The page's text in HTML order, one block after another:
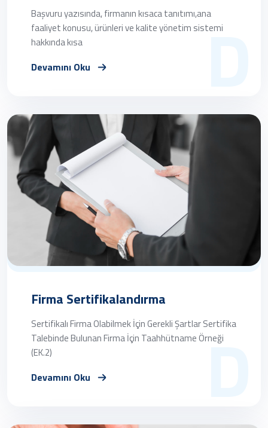
D
Başvuru yazısında, firmanın kısaca tanıtımı,ana
faaliyet konusu, ürünleri ve kalite yönetim sistemi
hakkında kısa
Devamını Oku
D
Firma Sertifikalandırma
Sertifikalı Firma Olabilmek İçin Gerekli Şartlar Sertifika
Talebinde Bulunan Firma İçin Taahhütname Örneği
(EK.2)
Devamını Oku